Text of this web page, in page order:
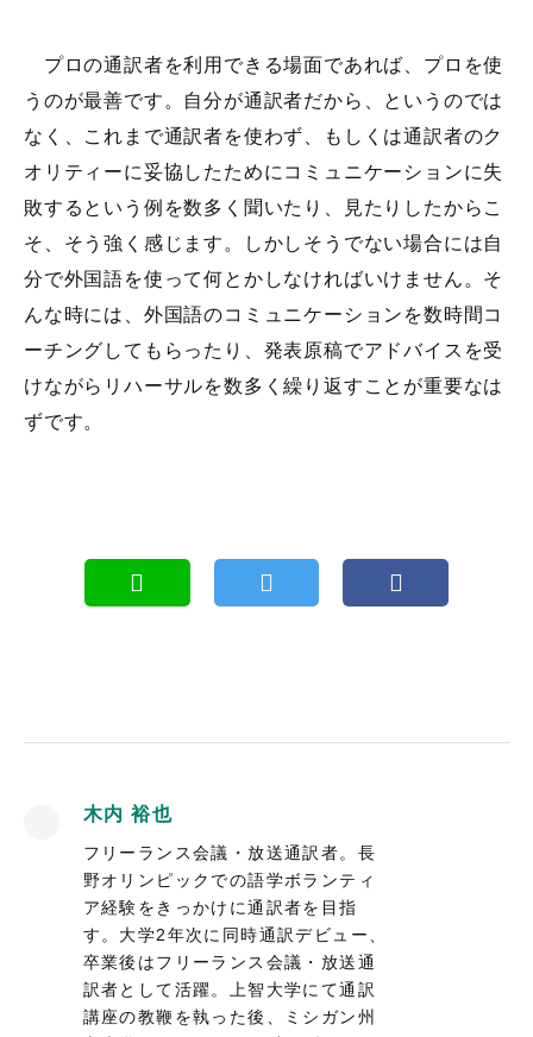
プロの通訳者を利用できる場面であれば、プロを使
うのが最善です。自分が通訳者だから、というのでは
なく、これまで通訳者を使わず、もしくは通訳者のク
オリティーに妥協したためにコミュニケーションに失
敗するという例を数多く聞いたり、見たりしたからこ
そ、そう強く感じます。しかしそうでない場合には自
分で外国語を使って何とかしなければいけません。そ
んな時には、外国語のコミュニケーションを数時間コ
ーチングしてもらったり、発表原稿でアドバイスを受
けながらリハーサルを数多く繰り返すことが重要なは
ずです。
木内 裕也
フリーランス会議・放送通訳者。長
野オリンピックでの語学ボランティ
ア経験をきっかけに通訳者を目指
す。大学2年次に同時通訳デビュー、
卒業後はフリーランス会議・放送通
訳者として活躍。上智大学にて通訳
講座の教鞭を執った後、ミシガン州